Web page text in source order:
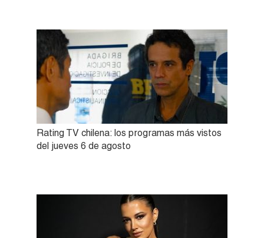
Rating TV chilena: los programas más vistos
del jueves 6 de agosto